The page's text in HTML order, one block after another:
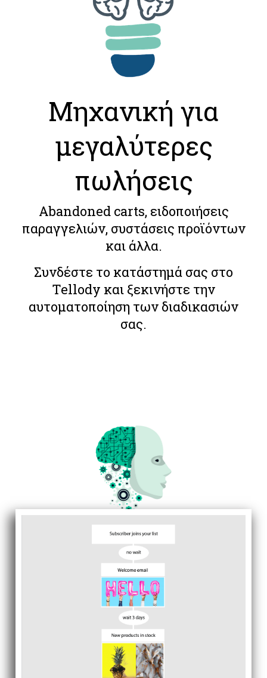
Μηχανική για
μεγαλύτερες
πωλήσεις
Abandoned carts, ειδοποιήσεις
παραγγελιών, συστάσεις προϊόντων
και άλλα.
Συνδέστε το κατάστημά σας στο
Tellody και ξεκινήστε την
αυτοματοποίηση των διαδικασιών
σας.